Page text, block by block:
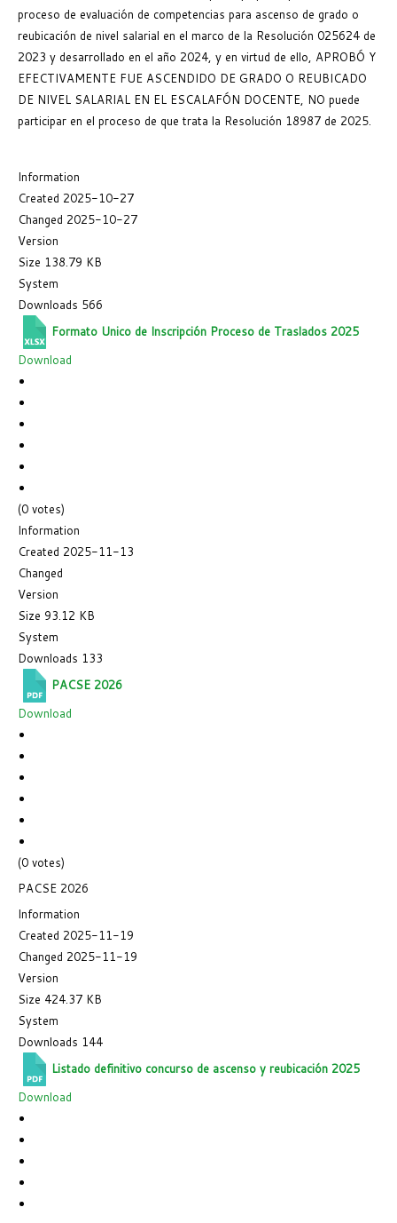
proceso de evaluación de competencias para ascenso de grado o
reubicación de nivel salarial en el marco de la Resolución 025624 de
2023 y desarrollado en el año 2024, y en virtud de ello, APROBÓ Y
EFECTIVAMENTE FUE ASCENDIDO DE GRADO O REUBICADO
DE NIVEL SALARIAL EN EL ESCALAFÓN DOCENTE, NO puede
participar en el proceso de que trata la Resolución 18987 de 2025.
Information
Created 2025-10-27
Changed 2025-10-27
Version
Size 138.79 KB
System
Downloads 566
Formato Unico de Inscripción Proceso de Traslados 2025
Download
(0 votes)
Information
Created 2025-11-13
Changed
Version
Size 93.12 KB
System
Downloads 133
PACSE 2026
Download
(0 votes)
PACSE 2026
Information
Created 2025-11-19
Changed 2025-11-19
Version
Size 424.37 KB
System
Downloads 144
Listado definitivo concurso de ascenso y reubicación 2025
Download